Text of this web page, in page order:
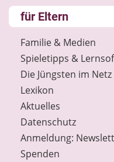
Internet-ABC
Barrierefreiheit
Länderprojekte
Spiel und Spaß
Mitreden und
Lexikon
Datenschutz
Newsletter
Lernmodule
Internet-ABC-Schule
Praxishilfen
Aktuelles
Materialbestellung
Lexikon
Datenschutz
Newsletter
Spenden
für Eltern
Familie & Medien
Spieletipps &
Die Jüngsten im Netz
Lexikon
Aktuelles
Datenschutz
Anmeldung:
Spenden